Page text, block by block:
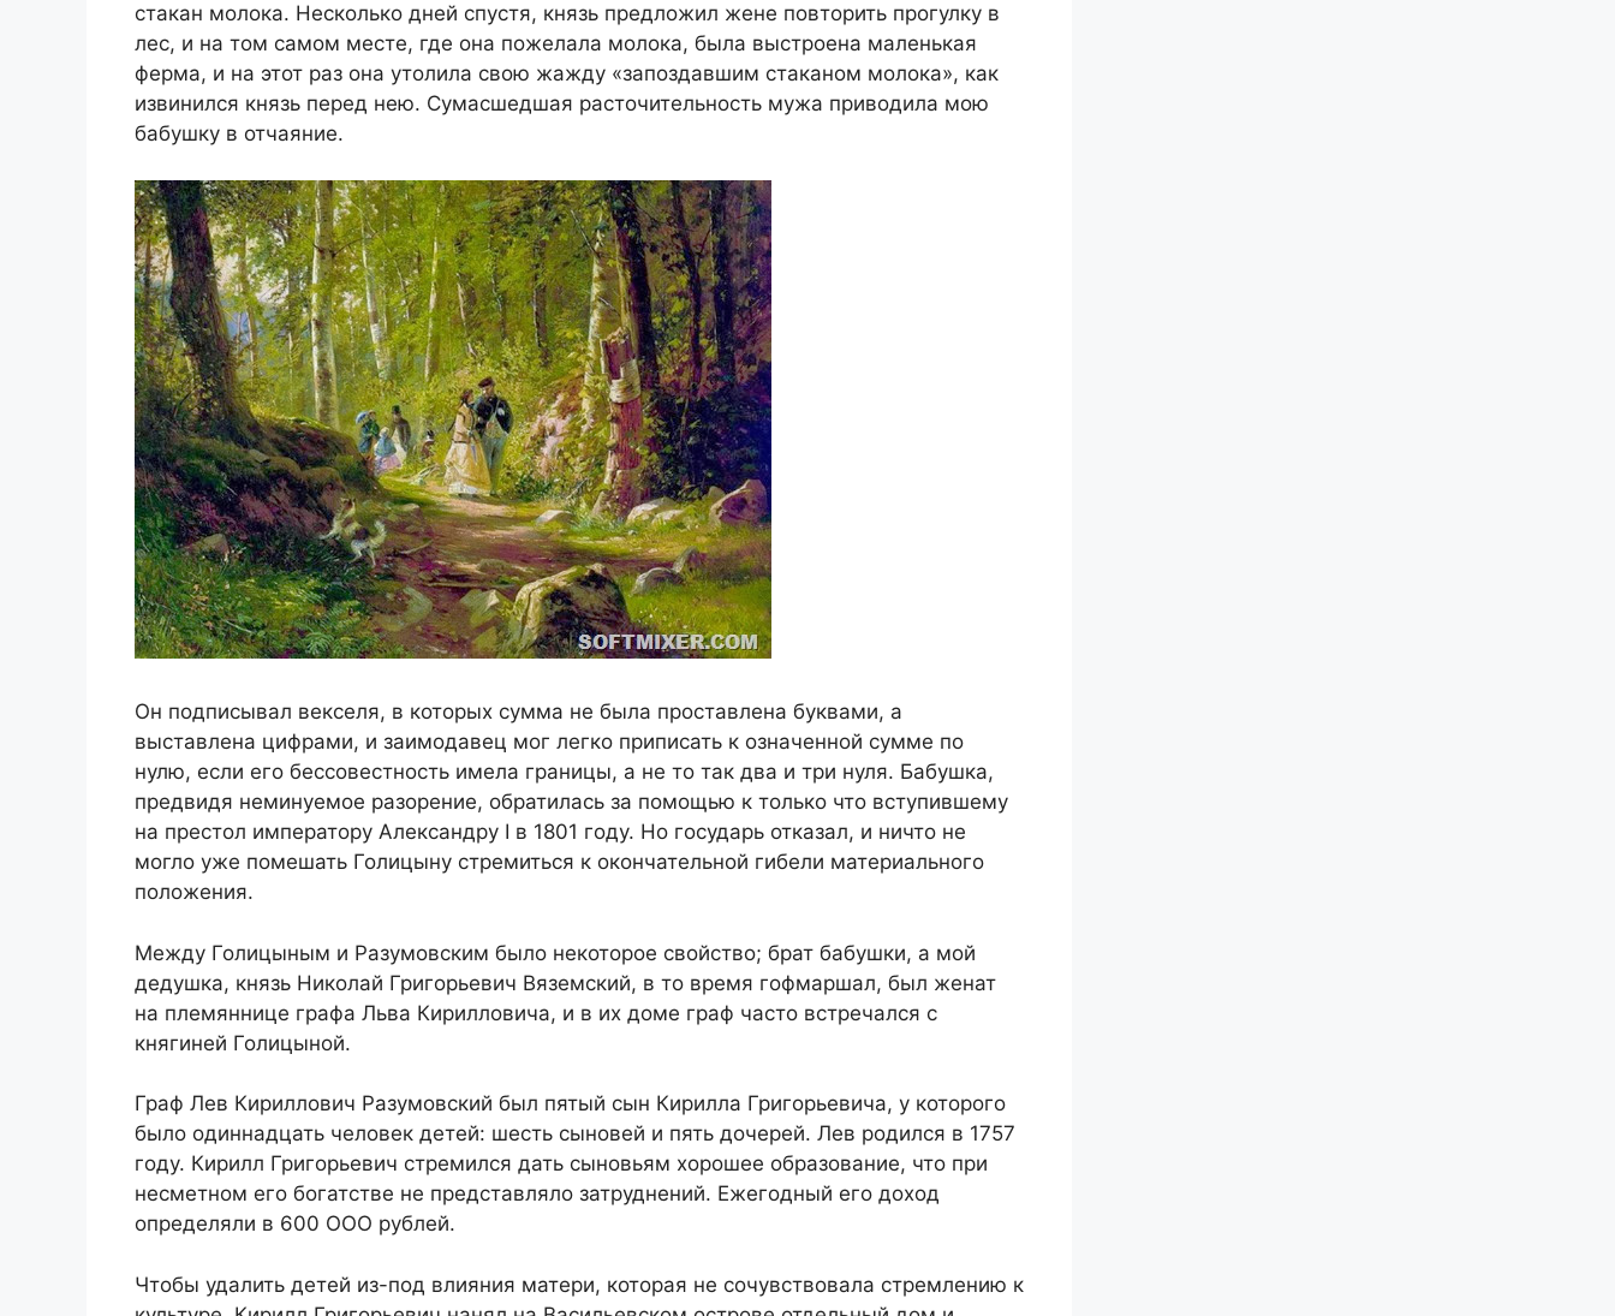
стакан молока. Несколько дней спустя, князь предложил жене повторить прогулку в
лес, и на том самом месте, где она пожелала молока, была выстроена маленькая
ферма, и на этот раз она утолила свою жажду «запоздавшим стаканом молока», как
извинился князь перед нею. Сумасшедшая расточительность мужа приводила мою
бабушку в отчаяние.
Он подписывал векселя, в которых сумма не была проставлена буквами, а
выставлена цифрами, и заимодавец мог легко приписать к означенной сумме по
нулю, если его бессовестность имела границы, а не то так два и три нуля. Бабушка,
предвидя неминуемое разорение, обратилась за помощью к только что вступившему
на престол императору Александру I в 1801 году. Но государь отказал, и ничто не
могло уже помешать Голицыну стремиться к окончательной гибели материального
положения.
Между Голицыным и Разумовским было некоторое свойство; брат бабушки, а мой
дедушка, князь Николай Григорьевич Вяземский, в то время гофмаршал, был женат
на племяннице графа Льва Кирилловича, и в их доме граф часто встречался с
княгиней Голицыной.
Граф Лев Кириллович Разумовский был пятый сын Кирилла Григорьевича, у которого
было одиннадцать человек детей: шесть сыновей и пять дочерей. Лев родился в 1757
году. Кирилл Григорьевич стремился дать сыновьям хорошее образование, что при
несметном его богатстве не представляло затруднений. Ежегодный его доход
определяли в 600 ООО рублей.
Чтобы удалить детей из-под влияния матери, которая не сочувствовала стремлению к